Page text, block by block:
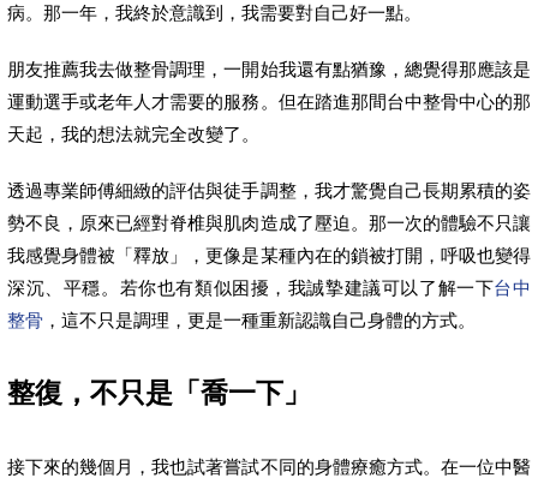
病。那一年，我終於意識到，我需要對自己好一點。
朋友推薦我去做整骨調理，一開始我還有點猶豫，總覺得那應該是
運動選手或老年人才需要的服務。但在踏進那間台中整骨中心的那
天起，我的想法就完全改變了。
透過專業師傅細緻的評估與徒手調整，我才驚覺自己長期累積的姿
勢不良，原來已經對脊椎與肌肉造成了壓迫。那一次的體驗不只讓
我感覺身體被「釋放」，更像是某種內在的鎖被打開，呼吸也變得
深沉、平穩。若你也有類似困擾，我誠摯建議可以了解一下台中
整骨 ，這不只是調理，更是一種重新認識自己身體的方式。
整復，不只是「喬一下」
接下來的幾個月，我也試著嘗試不同的身體療癒方式。在一位中醫